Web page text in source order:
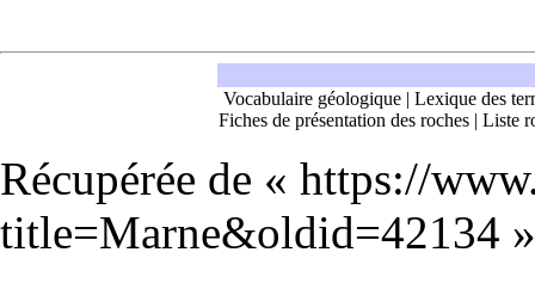
Vocabulaire géologique| Lexique des
Fiches de présentation des roches| Liste
Récupérée de « https://
title=Marne&oldid=42134 »